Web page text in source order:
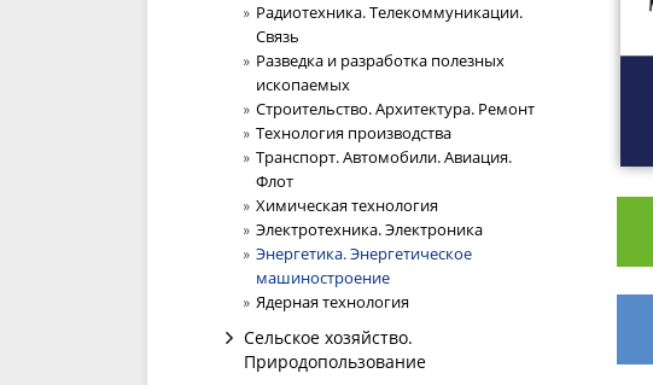
Радиотехника. Телекоммуникации.
Связь
Разведка и разработка полезных
ископаемых
Строительство. Архитектура. Ремонт
Технология производства
Транспорт. Автомобили. Авиация.
Флот
Химическая технология
Электротехника. Электроника
Энергетика. Энергетическое
машиностроение
Ядерная технология
Сельское хозяйство.
Природопользование